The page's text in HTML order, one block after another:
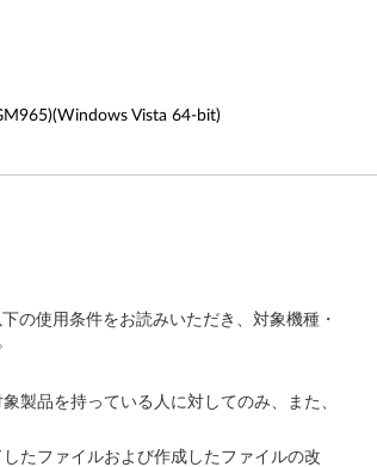
Vista 64-bit)
の使用条件をお読みいただき、対象機種・
製品を持っている人に対してのみ、また、
たファイルおよび作成したファイルの改